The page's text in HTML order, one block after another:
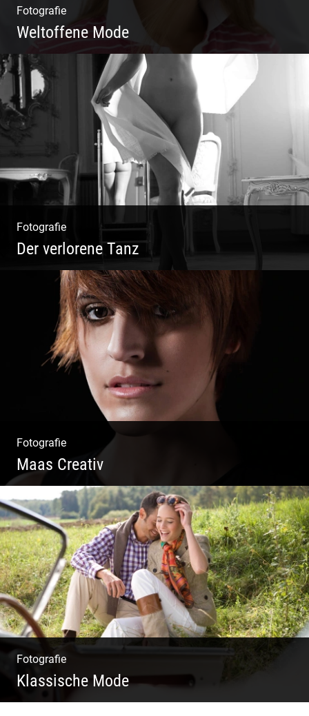
Fotografie
Weltoffene Mode
Authentische Damenmode | Hochwertige
Materialien | Moderne Kollektionen |
Exklusive Bekleidung
Fotografie
Der verlorene Tanz
Bewegung im Fluss – sinnliche Aktfotografie
Fotografie
Maas Creativ
Wella Trendshows | Kreatives Styling |
Friseur Salon | Haar Trends
Fotografie
Klassische Mode